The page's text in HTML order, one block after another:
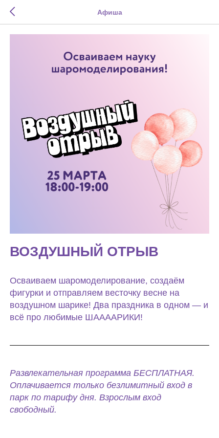
Афиша
ВОЗДУШНЫЙ ОТРЫВ
Осваиваем шаромоделирование, создаём
фигурки и отправляем весточку весне на
воздушном шарике! Два праздника в одном — и
всё про любимые ШААААРИКИ!
Развлекательная программа БЕСПЛАТНАЯ.
Оплачивается только безлимитный вход в
парк по тарифу дня. Взрослым вход
свободный.